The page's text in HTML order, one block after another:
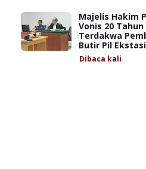
Majelis Hakim
Vonis 20
Terdakwa
Butir Pil Ekstasi
Dibaca kali